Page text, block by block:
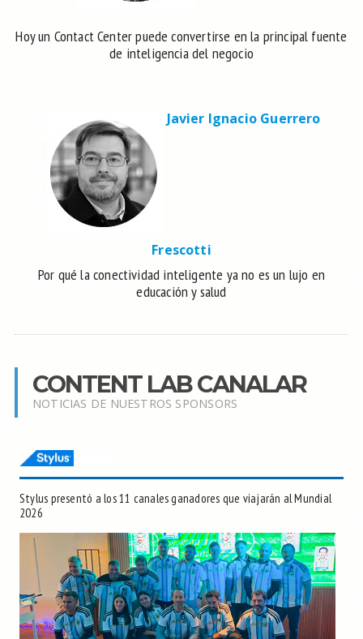
Hoy un Contact Center puede convertirse en la principal fuente
de inteligencia del negocio
Javier Ignacio Guerrero
Frescotti
Por qué la conectividad inteligente ya no es un lujo en
educación y salud
CONTENT LAB CANALAR
NOTICIAS DE NUESTROS SPONSORS
Stylus presentó a los 11 canales ganadores que viajarán al Mundial
2026